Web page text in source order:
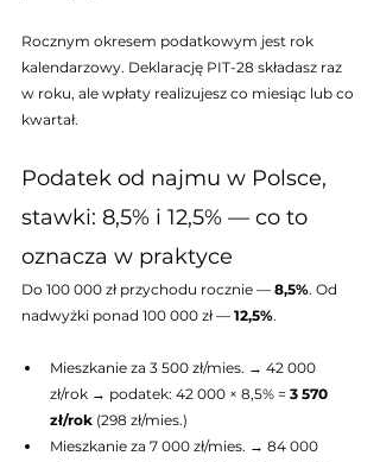
Rocznym okresem podatkowym jest rok
kalendarzowy. Deklarację PIT-28 składasz raz
w roku, ale wpłaty realizujesz co miesiąc lub co
kwartał.
Podatek od najmu w Polsce,
stawki: 8,5% i 12,5% — co to
oznacza w praktyce
Do 100 000 zł przychodu rocznie — 8,5%. Od
nadwyżki ponad 100 000 zł — 12,5%.
Mieszkanie za 3 500 zł/mies. → 42 000
zł/rok → podatek: 42 000 × 8,5% = 3 570
zł/rok (298 zł/mies.)
Mieszkanie za 7 000 zł/mies. → 84 000